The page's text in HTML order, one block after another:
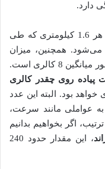
دارد.
به طور کلی، طبق تحقیقات انجام شده، هر 1.6 کیلومتری که طی
سوزانده می‌شود. همچنین، میزان
کالری مصرفی در هر دقیقه پیاده‌روی به‌طور میانگین 8 کالری است.
پیاده روی چقدر کالری
480 کیلوکالری خواهد بود. البته این عدد
عواملی مانند سرعت،
اگر بخواهیم بدانیم
، این مقدار حدود 240